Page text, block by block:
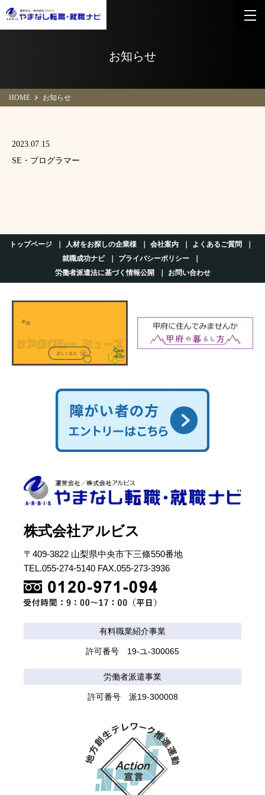
お知らせ
HOME お知らせ
2023.07.15
SE・プログラマー
トップページ 人材をお探しの企業様 会社案内
よくあるご質問
就職成功ナビ
プライバシーポリシー
労働者派遣法に基づく情報公開
お問い合わせ
株式会社アルビス
〒409-3822 山梨県中央市下三條550番地
TEL.055-274-5140 FAX.055-273-3936
有料職業紹介事業
許可番号 19-ユ-300065
労働者派遣事業
許可番号 派19-300008